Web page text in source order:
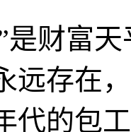
黄金十
心计的
的相对“